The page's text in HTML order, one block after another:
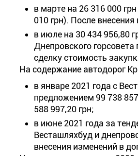
в марте на 26 316 000
010 грн). После
в июле на 30 434 956,80
Днепровского
сделку стоимость
На содержание автодорог
в январе 2021 года с
предложением 99 738
588 997,20 грн;
в июне 2021 года за
Весташляхбуд и
внесения изменений в